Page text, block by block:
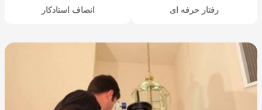
رفتار حرفه ای انصاف استادکار